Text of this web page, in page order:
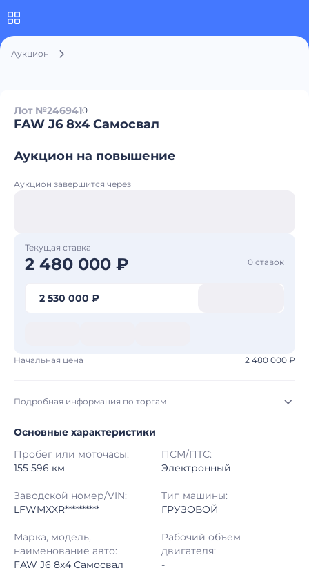
Аукцион
Лот №2469410
FAW J6 8x4 Самосвал
Аукцион на повышение
Аукцион завершится через
Текущая ставка
2 480 000 ₽ 0 ставок
2 530 000 ₽
Начальная цена 2 480 000 ₽
Подробная информация по торгам
Начало торгов: 03.08.2026, 10:18 МСК
Конец торгов: 10.08.2026, 10:18 МСК
Тип аукциона: Открытые торги
Шаг торгов: 50 000 ₽
Основные характеристики
Пробег или моточасы:
155 596 км
ПСМ/ПТС:
Электронный
Заводской номер/VIN:
LFWMXXR**********
Тип машины:
ГРУЗОВОЙ
Марка, модель,
наименование авто:
FAW J6 8x4 Самосвал
Рабочий объем
двигателя:
-